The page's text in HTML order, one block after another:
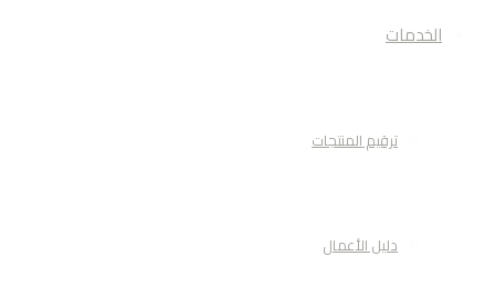
الخدمات
ترقيم المنتجات
دليل الأعمال